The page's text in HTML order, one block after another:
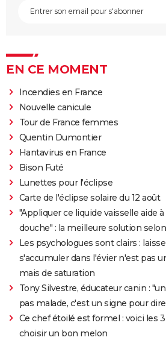
EN CE MOMENT
Incendies en France
Nouvelle canicule
Tour de France femmes
Quentin Dumontier
Hantavirus en France
Bison Futé
Lunettes pour l'éclipse
Carte de l'éclipse solaire du 12 août
"Appliquer ce liquide vaisselle aide
douche" : la meilleure solution
Les psychologues sont clairs :
s'accumuler dans l'évier n'est pas
mais de saturation
Tony Silvestre, éducateur canin :
pas malade, c'est un signe pour
Ce chef étoilé est formel : voici les
choisir un bon melon